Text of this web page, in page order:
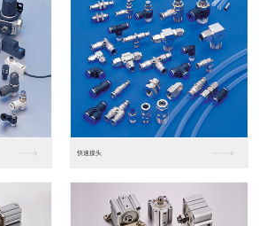
松下人机界面GT07